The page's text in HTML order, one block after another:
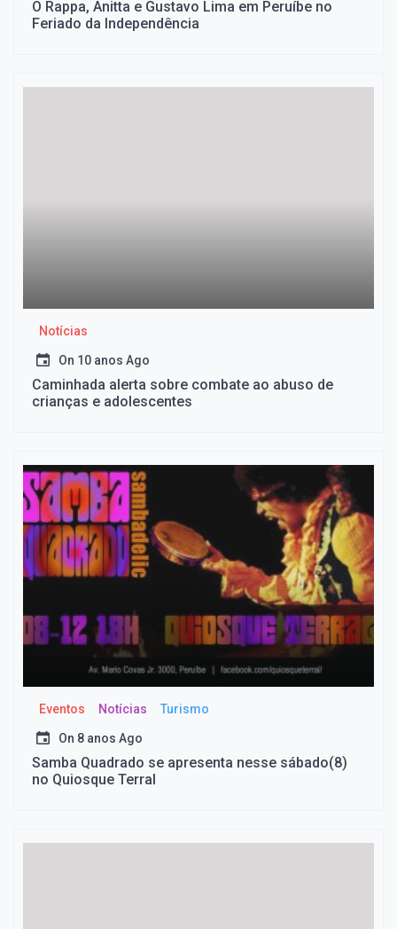
O Rappa, Anitta e Gustavo Lima em Peruíbe no
Feriado da Independência
Notícias
On 10 anos Ago
Caminhada alerta sobre combate ao abuso de
crianças e adolescentes
Eventos Notícias Turismo
On 8 anos Ago
Samba Quadrado se apresenta nesse sábado(8)
no Quiosque Terral